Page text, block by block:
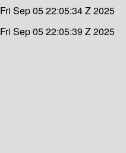
Fri Sep 05 22:05:34 Z 2025
Fri Sep 05 22:05:39 Z 2025